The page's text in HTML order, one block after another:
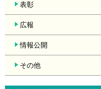
表彰
広報
情報公開
その他